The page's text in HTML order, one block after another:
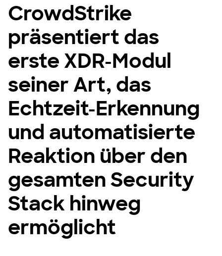
CrowdStrike
präsentiert das
erste XDR-Modul
seiner Art, das
Echtzeit-Erkennung
und automatisierte
Reaktion über den
gesamten Security
Stack hinweg
ermöglicht